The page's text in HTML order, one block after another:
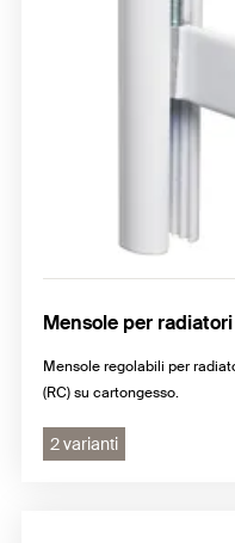
Mensole per
Mensole regolabili per
(RC) su cartongesso.
2 varianti